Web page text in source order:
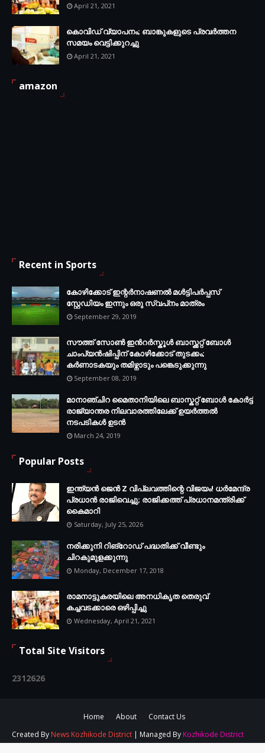
April 21, 2021
കൊവിഡ് വ്യാപനം; ബാങ്കുകളുടെ പ്രവർത്തന
സമയം വെട്ടിക്കുറച്ചു
April 21, 2021
amazon
Recent in Sports
കോഴിക്കോട് ഇന്റര്‍നാഷണല്‍ മള്‍ട്ടിപര്‍പ്പസ്
സ്റ്റേഡിയം ഇന്നും ഒരു സ്വപ്‌നം മാത്രം
September 29, 2019
സൗത്ത് സോണ്‍ ഇന്‍റര്‍സ്കൂള്‍ ബാസ്ക്കറ്റ് ബോൾ
ചാംപ്യന്‍ഷിപ്പിന് കോഴിക്കോട് തുടക്കം;
കർണാടകയും തമിഴ്നാടും പങ്കെടുക്കുന്നു
September 08, 2019
മാനാഞ്ചിറ മൈതാനിയിലെ ബാസ്കറ്റ് ബോള്‍ കോര്‍ട്ട്
രാജ്യാന്തര നിലവാരത്തിലേക്ക് ഉയര്‍ത്തൽ
നടപടികള്‍ ഉടന്‍
March 24, 2019
Popular Posts
ഇന്ത്യൻ ജെൻ Z വിപ്ലവത്തിന്റെ വിജയം! ധർമേന്ദ്ര
പ്രധാൻ രാജിവെച്ചു; രാജിക്കത്ത് പ്രധാനമന്ത്രിക്ക്
കൈമാറി
Saturday, July 25, 2026
നരിക്കുനി റിങ്റോഡ് പദ്ധതിക്ക് വീണ്ടും
ചിറകുമുളക്കുന്നു
Monday, December 17, 2018
രാമനാട്ടുകരയിലെ അനധികൃത തെരുവ്
കച്ചവടക്കാരെ ഒഴിപ്പിച്ചു
Wednesday, April 21, 2021
Total Site Visitors
2312626
Home About
Contact Us
Created By News Kozhikode District | Managed By Kozhikode District